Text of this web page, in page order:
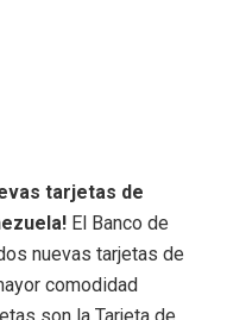
tarjetas de
El Banco de
nuevas tarjetas de
comodidad